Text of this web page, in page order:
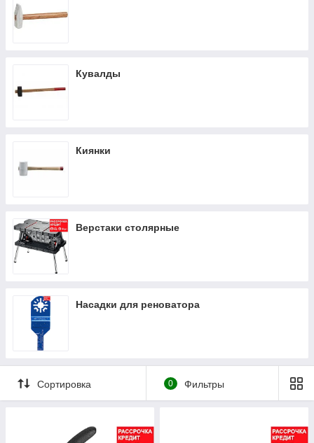
Кувалды
Киянки
Верстаки столярные
Насадки для реноватора
Сортировка 0 Фильтры